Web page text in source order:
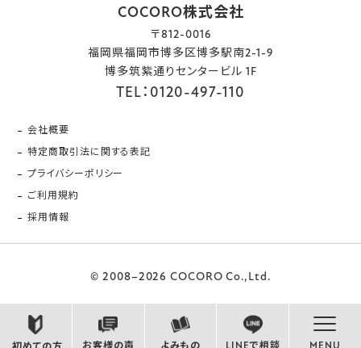
COCORO株式会社
〒812-0016
福岡県福岡市博多区博多駅南2-1-9
博多筑紫通りセンタービル 1F
TEL：0120-497-110
会社概要
特定商取引法に関する表記
プライバシーポリシー
ご利用規約
採用情報
© 2008–2026 COCORO Co.,Ltd.